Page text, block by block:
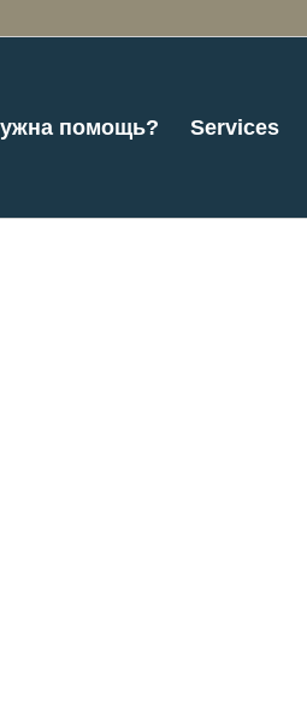
помощь? Services